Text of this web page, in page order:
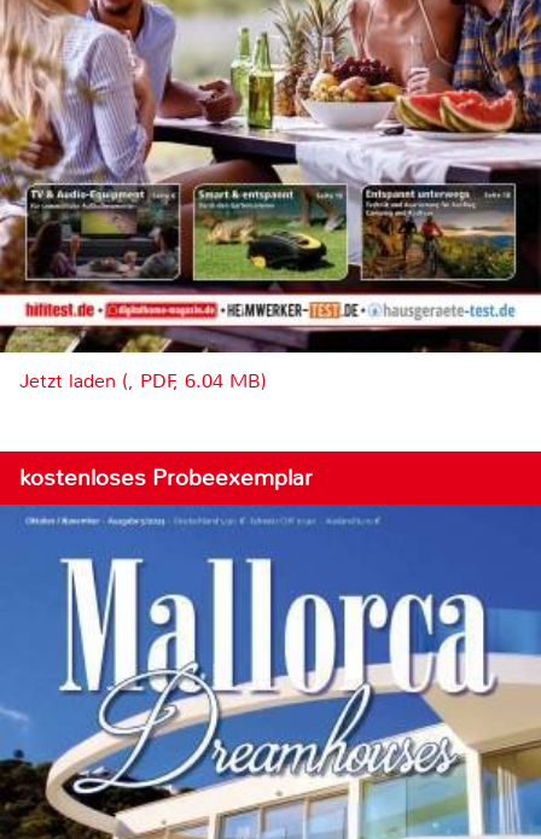
Jetzt laden (, PDF, 6.04 MB)
kostenloses Probeexemplar